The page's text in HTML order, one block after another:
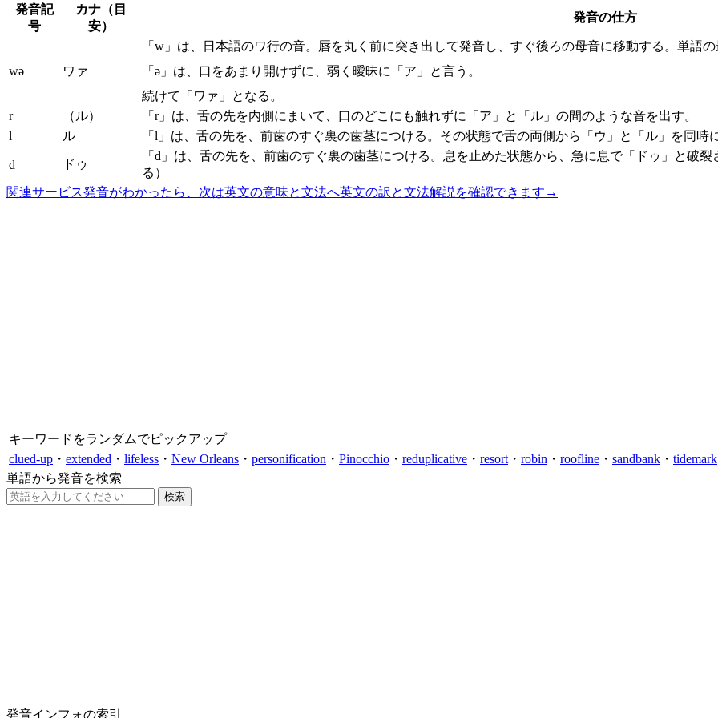
発音記
号
カナ（目
安）
発音の仕方
wə ワァ
「w」は、日本語のワ行の音。唇を丸く前に突き出して発音し、すぐ後ろの母音に移動する。単語の
「ə」は、口をあまり開けずに、弱く曖昧に「ア」と言う。
続けて「ワァ」となる。
r
（ル）
「r」は、舌の先を内側にまいて、口のどこにも触れずに「ア」と「ル」の間のような音を出す。
l
ル 「l」は、舌の先を、前歯のすぐ裏の歯茎につける。その状態で舌の両側から「ウ」と「ル」を同時
d ドゥ
「d」は、舌の先を、前歯のすぐ裏の歯茎につける。息を止めた状態から、急に息で「ドゥ」と破
る）
関連サービス発音がわかったら、次は英文の意味と文法へ英文の訳と文法解説を確認できます →
キーワードをランダムでピックアップ
clued-up ・ extended ・ lifeless ・ New Orleans ・ personification ・ Pinocchio ・ reduplicative ・ resort ・ robin ・ roofline ・ sandbank ・ tidemark
単語から発音を検索
発音インフォの索引